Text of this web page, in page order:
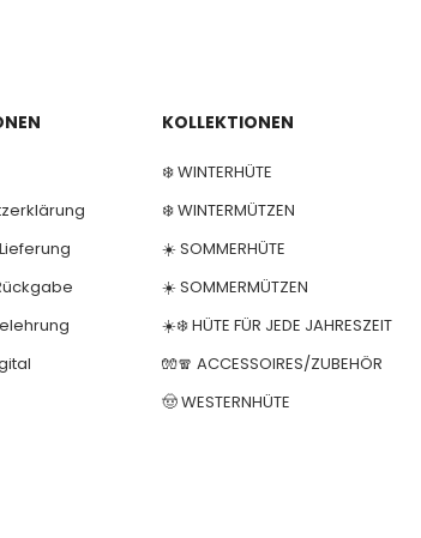
KOLLEKTIONEN
❄️ WINTERHÜTE
❄️ WINTERMÜTZEN
☀️ SOMMERHÜTE
☀️ SOMMERMÜTZEN
☀️❄️ HÜTE FÜR JEDE JAHRESZEIT
🧤🧣 ACCESSOIRES/ZUBEHÖR
🤠 WESTERNHÜTE